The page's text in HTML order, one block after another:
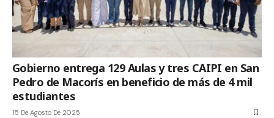
Gobierno entrega 129 Aulas y tres CAIPI en San
Pedro de Macorís en beneficio de más de 4 mil
estudiantes
15 De Agosto De 2025